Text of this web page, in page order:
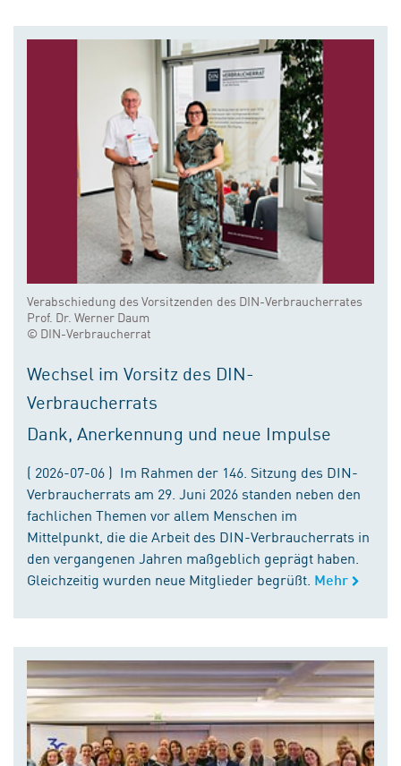
Verabschiedung des Vorsitzenden des DIN-Verbraucherrates
Prof. Dr. Werner Daum
© DIN-Verbraucherrat
Wechsel im Vorsitz des DIN-
Verbraucherrats
Dank, Anerkennung und neue Impulse
( 2026-07-06 ) Im Rahmen der 146. Sitzung des DIN-
Verbraucherrats am 29. Juni 2026 standen neben den
fachlichen Themen vor allem Menschen im
Mittelpunkt, die die Arbeit des DIN-Verbraucherrats in
den vergangenen Jahren maßgeblich geprägt haben.
Gleichzeitig wurden neue Mitglieder begrüßt. Mehr